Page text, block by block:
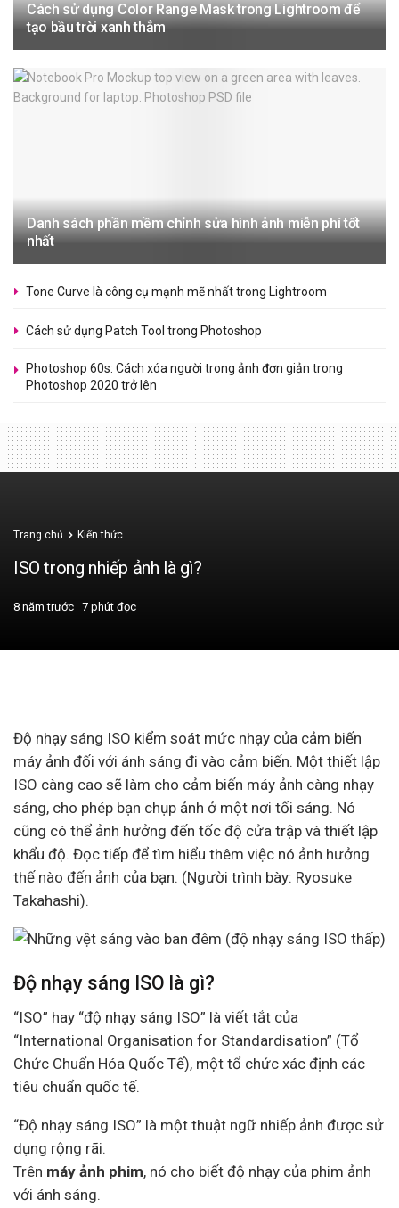
Cách sử dụng Color Range Mask trong Lightroom để
tạo bầu trời xanh thẳm
Danh sách phần mềm chỉnh sửa hình ảnh miễn phí tốt
nhất
Tone Curve là công cụ mạnh mẽ nhất trong Lightroom
Cách sử dụng Patch Tool trong Photoshop
Photoshop 60s: Cách xóa người trong ảnh đơn giản trong
Photoshop 2020 trở lên
Trang chủ Kiến thức
ISO trong nhiếp ảnh là gì?
8 năm trước 7 phút đọc
Độ nhạy sáng ISO kiểm soát mức nhạy của cảm biến
máy ảnh đối với ánh sáng đi vào cảm biến. Một thiết lập
ISO càng cao sẽ làm cho cảm biến máy ảnh càng nhạy
sáng, cho phép bạn chụp ảnh ở một nơi tối sáng. Nó
cũng có thể ảnh hưởng đến tốc độ cửa trập và thiết lập
khẩu độ. Đọc tiếp để tìm hiểu thêm việc nó ảnh hưởng
thế nào đến ảnh của bạn. (Người trình bày: Ryosuke
Takahashi).
Độ nhạy sáng ISO là gì?
“ISO” hay “độ nhạy sáng ISO” là viết tắt của
“International Organisation for Standardisation” (Tổ
Chức Chuẩn Hóa Quốc Tế), một tổ chức xác định các
tiêu chuẩn quốc tế.
“Độ nhạy sáng ISO” là một thuật ngữ nhiếp ảnh được sử
dụng rộng rãi.
Trên máy ảnh phim, nó cho biết độ nhạy của phim ảnh
với ánh sáng.